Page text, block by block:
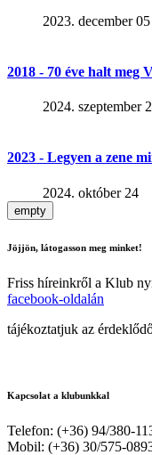
2023. december 05
2018 - 70 éve halt meg
2024. szeptember
2023 - Legyen a zene
2024. október 24
empty
Jöjjön, látogasson meg minket!
Friss híreinkről a Klub
facebook-oldalán
tájékoztatjuk az
Kapcsolat a klubunkkal
Telefon: (+36) 94/380-
Mobil: (+36) 30/575-